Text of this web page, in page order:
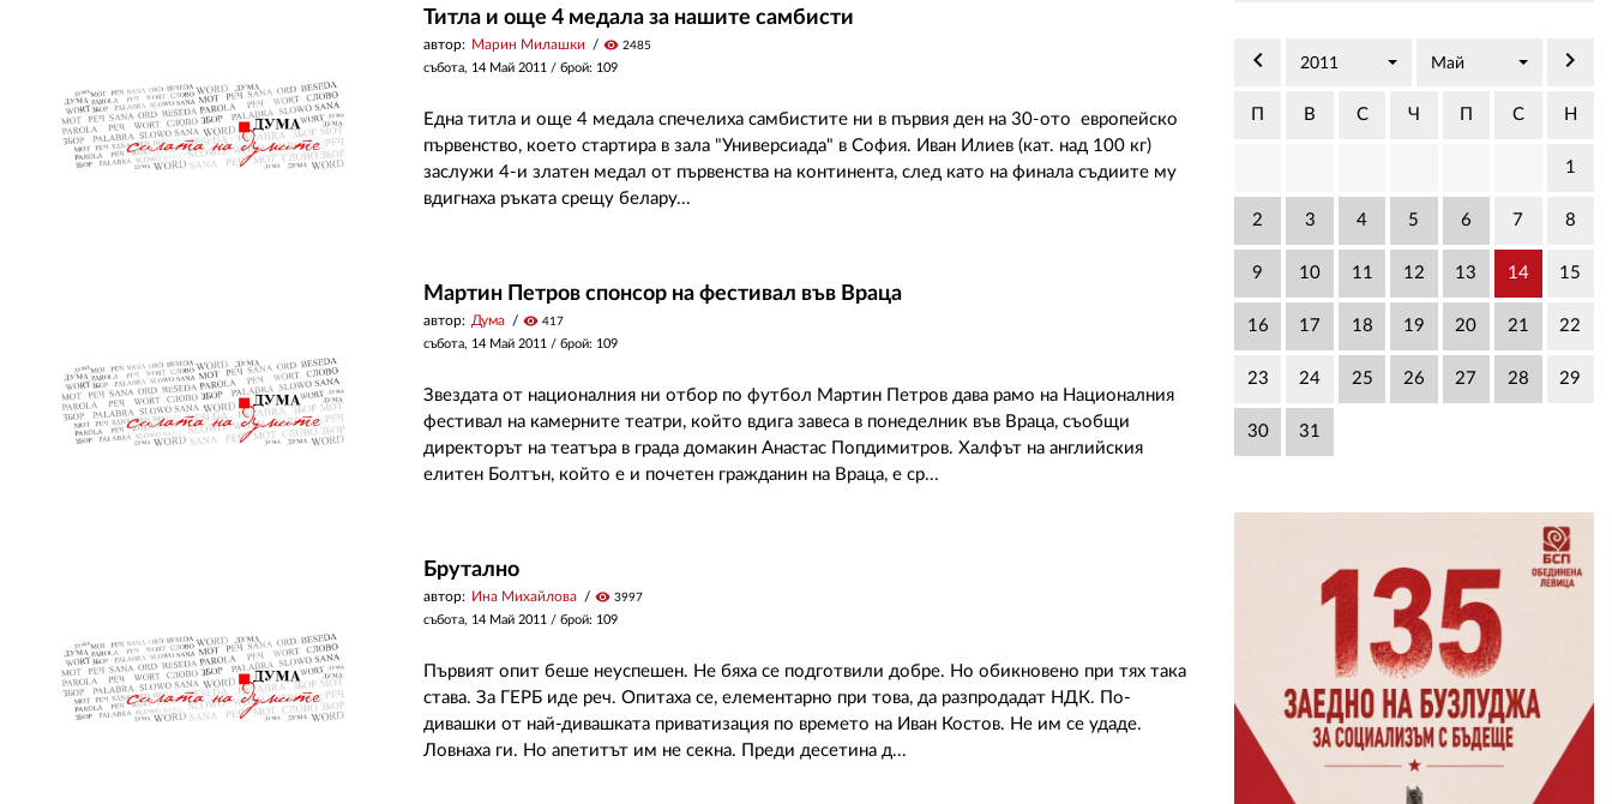
Титла и още 4 медала за нашите самбисти
автор: Марин Милашки visibility 2485
събота, 14 Май 2011 / брой: 109
Една титла и още 4 медала спечелиха самбистите ни в първия ден на 30-ото европейско
първенство, което стартира в зала "Универсиада" в София. Иван Илиев (кат. над 100 кг)
заслужи 4-и златен медал от първенства на континента, след като на финала съдиите му
вдигнаха ръката срещу белару...
Мартин Петров спонсор на фестивал във Враца
автор: Дума visibility 417
събота, 14 Май 2011 / брой: 109
Звездата от националния ни отбор по футбол Мартин Петров дава рамо на Националния
фестивал на камерните театри, който вдига завеса в понеделник във Враца, съобщи
директорът на театъра в града домакин Анастас Попдимитров. Халфът на английския
елитен Болтън, който е и почетен гражданин на Враца, е ср...
Брутално
автор: Ина Михайлова visibility 3997
събота, 14 Май 2011 / брой: 109
Първият опит беше неуспешен. Не бяха се подготвили добре. Но обикновено при тях така
става. За ГЕРБ иде реч. Опитаха се, елементарно при това, да разпродадат НДК. По-
дивашки от най-дивашката приватизация по времето на Иван Костов. Не им се удаде.
Ловнаха ги. Но апетитът им не секна. Преди десетина д...
keyboard_arrow_left 2011 Май keyboard_arrow_right
П В С Ч П С Н
1
2 3 4 5 6 7 8
9 10 11 12 13 14 15
16 17 18 19 20 21 22
23 24 25 26 27 28 29
30 31
02 975 20 35